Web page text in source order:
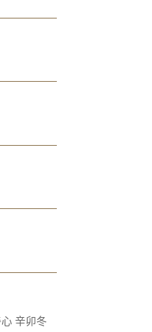
辛卯冬